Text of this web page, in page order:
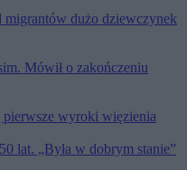
dużo dziewczynek
Mówił o zakończeniu
pierwsze wyroki więzienia
lat. „Była w dobrym stanie”